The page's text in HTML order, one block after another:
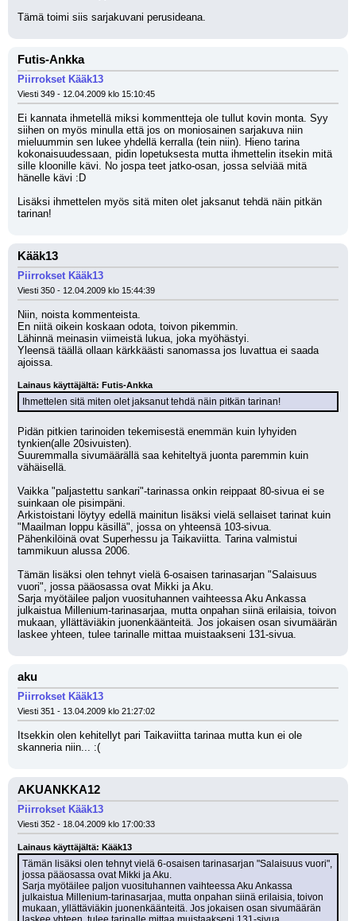
Tämä toimi siis sarjakuvani perusideana.
Futis-Ankka
Piirrokset Kääk13
Viesti 349 - 12.04.2009 klo 15:10:45
Ei kannata ihmetellä miksi kommentteja ole tullut kovin monta. Syy
siihen on myös minulla että jos on moniosainen sarjakuva niin
mieluummin sen lukee yhdellä kerralla (tein niin). Hieno tarina
kokonaisuudessaan, pidin lopetuksesta mutta ihmettelin itsekin mitä
sille kloonille kävi. No jospa teet jatko-osan, jossa selviää mitä
hänelle kävi :D
Lisäksi ihmettelen myös sitä miten olet jaksanut tehdä näin pitkän
tarinan!
Kääk13
Piirrokset Kääk13
Viesti 350 - 12.04.2009 klo 15:44:39
Niin, noista kommenteista.
En niitä oikein koskaan odota, toivon pikemmin.
Lähinnä meinasin viimeistä lukua, joka myöhästyi.
Yleensä täällä ollaan kärkkäästi sanomassa jos luvattua ei saada
ajoissa.
Lainaus käyttäjältä: Futis-Ankka
Ihmettelen sitä miten olet jaksanut tehdä näin pitkän tarinan!
Pidän pitkien tarinoiden tekemisestä enemmän kuin lyhyiden
tynkien(alle 20sivuisten).
Suuremmalla sivumäärällä saa kehiteltyä juonta paremmin kuin
vähäisellä.
Vaikka "paljastettu sankari"-tarinassa onkin reippaat 80-sivua ei se
suinkaan ole pisimpäni.
Arkistoistani löytyy edellä mainitun lisäksi vielä sellaiset tarinat kuin
"Maailman loppu käsillä", jossa on yhteensä 103-sivua.
Pähenkilöinä ovat Superhessu ja Taikaviitta. Tarina valmistui
tammikuun alussa 2006.
Tämän lisäksi olen tehnyt vielä 6-osaisen tarinasarjan "Salaisuus
vuori", jossa pääosassa ovat Mikki ja Aku.
Sarja myötäilee paljon vuosituhannen vaihteessa Aku Ankassa
julkaistua Millenium-tarinasarjaa, mutta onpahan siinä erilaisia, toivon
mukaan, yllättäviäkin juonenkäänteitä. Jos jokaisen osan sivumäärän
laskee yhteen, tulee tarinalle mittaa muistaakseni 131-sivua.
aku
Piirrokset Kääk13
Viesti 351 - 13.04.2009 klo 21:27:02
Itsekkin olen kehitellyt pari Taikaviitta tarinaa mutta kun ei ole
skanneria niin... :(
AKUANKKA12
Piirrokset Kääk13
Viesti 352 - 18.04.2009 klo 17:00:33
Lainaus käyttäjältä: Kääk13
Tämän lisäksi olen tehnyt vielä 6-osaisen tarinasarjan "Salaisuus vuori",
jossa pääosassa ovat Mikki ja Aku.
Sarja myötäilee paljon vuosituhannen vaihteessa Aku Ankassa
julkaistua Millenium-tarinasarjaa, mutta onpahan siinä erilaisia, toivon
mukaan, yllättäviäkin juonenkäänteitä. Jos jokaisen osan sivumäärän